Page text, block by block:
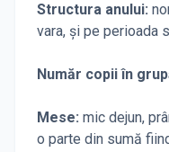
Structura anului:
vara, și pe perioada
Număr copii în
Mese: mic dejun,
o parte din sumă